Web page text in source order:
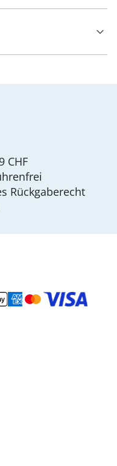
CHF
Rückgaberecht